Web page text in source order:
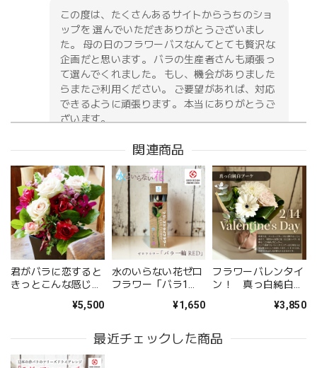
この度は、たくさんあるサイトからうちのショ
ップを 選んでいただきありがとうございまし
た。 母の日のフラワーバスなんてとても贅沢な
企画だと思います。 バラの生産者さんも頑張っ
て選んでくれました。 もし、機会がありました
らまたご利用ください。 ご要望があれば、対応
できるように頑張ります。 本当にありがとうご
ざいます。
2026/05/09
無事に届いたようです。 注文時に、間違えて記入してどう
しようと思っていた所に、丁寧な電話をいただき助かりまし
た。 送り先の友人から写真が送られてきましたが、とても
立派なアレンジメントで感激しました。 友人も喜んでいま
慮されていたようです。 お願いして良かったです。 また機
ました。
関連商品
君がバラに恋すると
きっとこんな感じに
¥5,500
水のいらない花ゼロ
フラワー「バラ1
¥1,650
フラワーバレンタイ
ン！ 真っ白純白な
¥3,850
最近チェックした商品